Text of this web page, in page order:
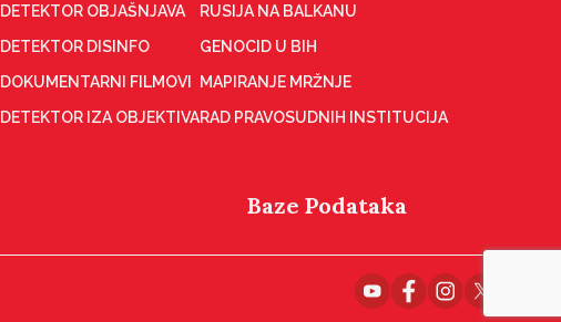
DETEKTOR OBJAŠNJAVA
DETEKTOR DISINFO
DOKUMENTARNI FILMOVI
DETEKTOR IZA OBJEKTIVA
RUSIJA NA BALKANU
GENOCID U BIH
MAPIRANJE MRŽNJE
RAD PRAVOSUDNIH INSTITUCIJA
Baze Podataka